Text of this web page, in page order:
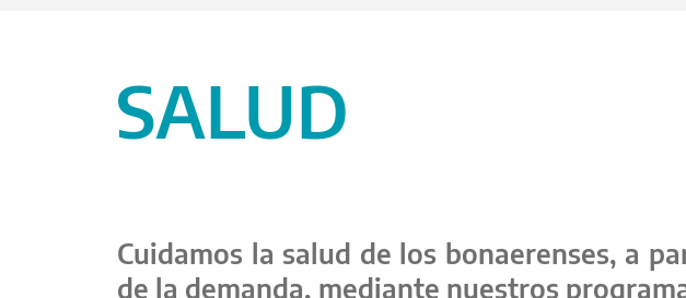
SALUD
Cuidamos la salud de los bonaerenses, a
de la demanda, mediante nuestros